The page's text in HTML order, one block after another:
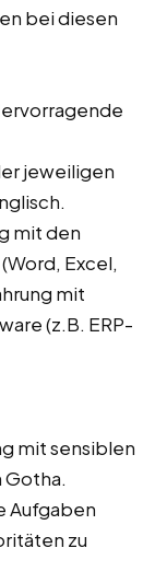
bei diesen
jeweiligen
mit den
Excel,
mit
(z.B. ERP-
mit sensiblen
Gotha.
Aufgaben
zu